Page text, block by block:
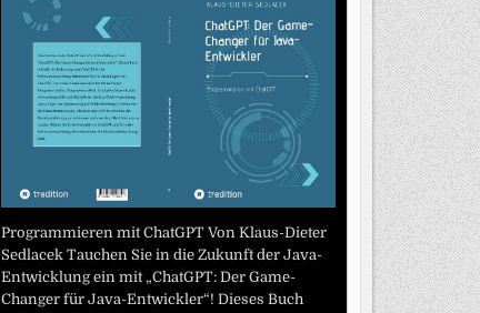
Programmieren mit ChatGPT Von Klaus-Dieter
Sedlacek Tauchen Sie in die Zukunft der Java-
Entwicklung ein mit „ChatGPT: Der Game-
Changer für Java-Entwickler“! Dieses Buch